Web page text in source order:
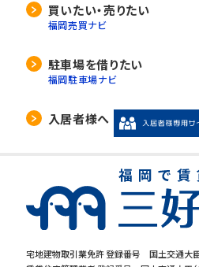
宅地建物取引業免許 登録番号 国土交通大臣
買いたい・売りたい
福岡売買ナビ
駐車場を借りたい
福岡駐車場ナビ
入居者様へ